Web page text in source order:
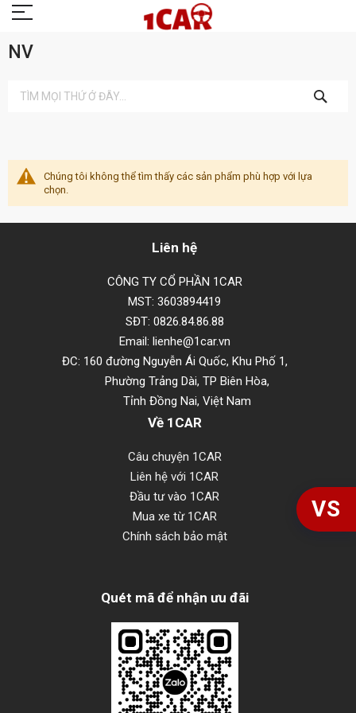
NV
KIẾM
Chúng tôi không thể tìm thấy các sản phẩm phù hợp với lựa
chọn.
Liên hệ
CÔNG TY CỔ PHẦN 1CAR
MST: 3603894419
SĐT: 0826.84.86.88
Email: lienhe@1car.vn
ĐC: 160 đường Nguyễn Ái Quốc, Khu Phố 1,
Phường Trảng Dài, TP Biên Hòa,
Tỉnh Đồng Nai, Việt Nam
Về 1CAR
Câu chuyện 1CAR
Liên hệ với 1CAR
Đầu tư vào 1CAR
Mua xe từ 1CAR
Chính sách bảo mật
Quét mã để nhận ưu đãi
VS